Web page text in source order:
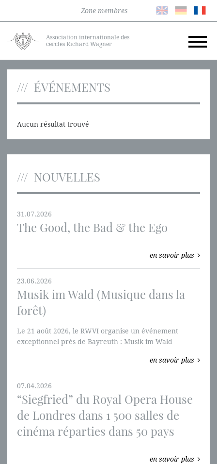
Zone membres
Association internationale des
cercles Richard Wagner
ÉVÉNEMENTS
Aucun résultat trouvé
NOUVELLES
31.07.2026
The Good, the Bad & the Ego
en savoir plus
23.06.2026
Musik im Wald (Musique dans la
forêt)
Le 21 août 2026, le RWVI organise un événement
exceptionnel près de Bayreuth : Musik im Wald
en savoir plus
07.04.2026
“Siegfried” du Royal Opera House
de Londres dans 1 500 salles de
cinéma réparties dans 50 pays
en savoir plus